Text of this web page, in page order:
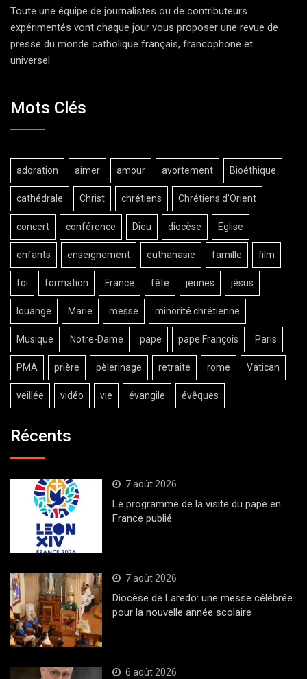
Toute une équipe de journalistes ou de contributeurs
expérimentés vont chaque jour vous proposer une revue de
presse du monde catholique français, francophone et
universel.
Mots Clés
adoration aimer amour avortement Bioéthique
cathédrale Christ chrétiens Chrétiens d'Orient
concert conférence Dieu diocèse Eglise
enfants enseignement euthanasie famille film
foi formation France fête jeunes jésus
louange Marie messe minorité chrétienne
Musique Notre-Dame pape pape François Paris
PMA prière pèlerinage retraite rome Vatican
veillée vidéo vie évangile évêques
Récents
7 août 2026
Le programme de la visite du pape en
France publié
7 août 2026
Diocèse de Laredo: une messe célébrée
pour la nouvelle année scolaire
6 août 2026